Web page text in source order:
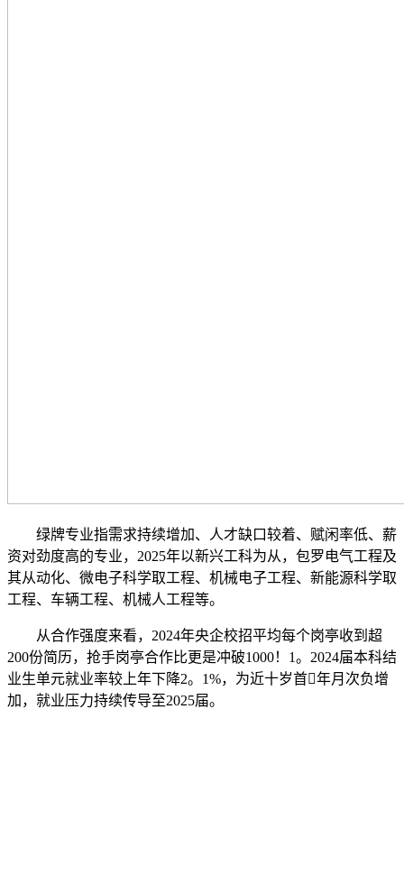
绿牌专业指需求持续增加、人才缺口较着、赋闲率低、薪
资对劲度高的专业，2025年以新兴工科为从，包罗电气工程及
其从动化、微电子科学取工程、机械电子工程、新能源科学取
工程、车辆工程、机械人工程等。
从合作强度来看，2024年央企校招平均每个岗亭收到超
200份简历，抢手岗亭合作比更是冲破1000！1。2024届本科结
业生单元就业率较上年下降2。1%，为近十岁首年月次负增
加，就业压力持续传导至2025届。